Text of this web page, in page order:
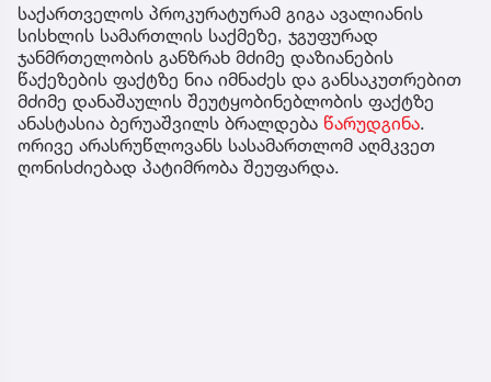
საქართველოს პროკურატურამ გიგა ავალიანის
სისხლის სამართლის საქმეზე, ჯგუფურად
ჯანმრთელობის განზრახ მძიმე დაზიანების
წაქეზების ფაქტზე ნია იმნაძეს და განსაკუთრებით
მძიმე დანაშაულის შეუტყობინებლობის ფაქტზე
ანასტასია ბერუაშვილს ბრალდება წარუდგინა.
ორივე არასრუწლოვანს სასამართლომ აღმკვეთ
ღონისძიებად პატიმრობა შეუფარდა.